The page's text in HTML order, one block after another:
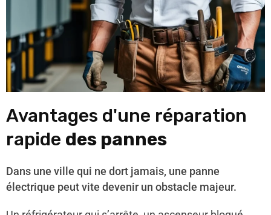
Avantages d'une réparation
rapide des pannes
Dans une ville qui ne dort jamais, une panne
électrique peut vite devenir un obstacle majeur.